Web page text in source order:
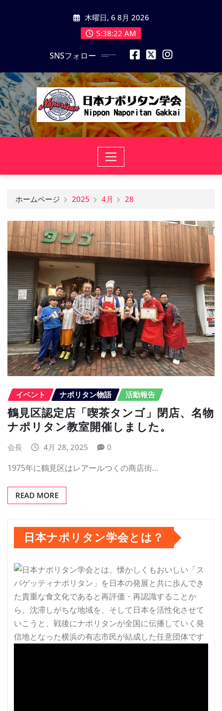
に
ス
キ
ッ
プ
木曜日, 6 8月 2026
5:38:23 AM
SNSフォロー
ホームページ 2025 4月 28
イベント ナポリタン物語 活動報告
鶴見区認定店「喫茶タンゴ」閉店、名物
ナポリタン教室開催しました。
会長 4月 28, 2025 0
1975年に鶴見区はレアールつくの商店街…
READ MORE
日本ナポリタン学会とは？